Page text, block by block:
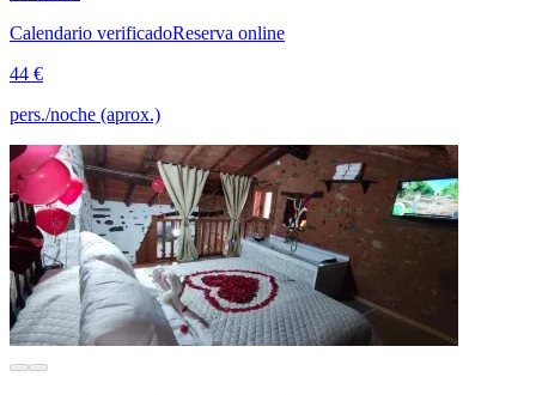
Calendario verificadoReserva online
44 €
pers./noche (aprox.)